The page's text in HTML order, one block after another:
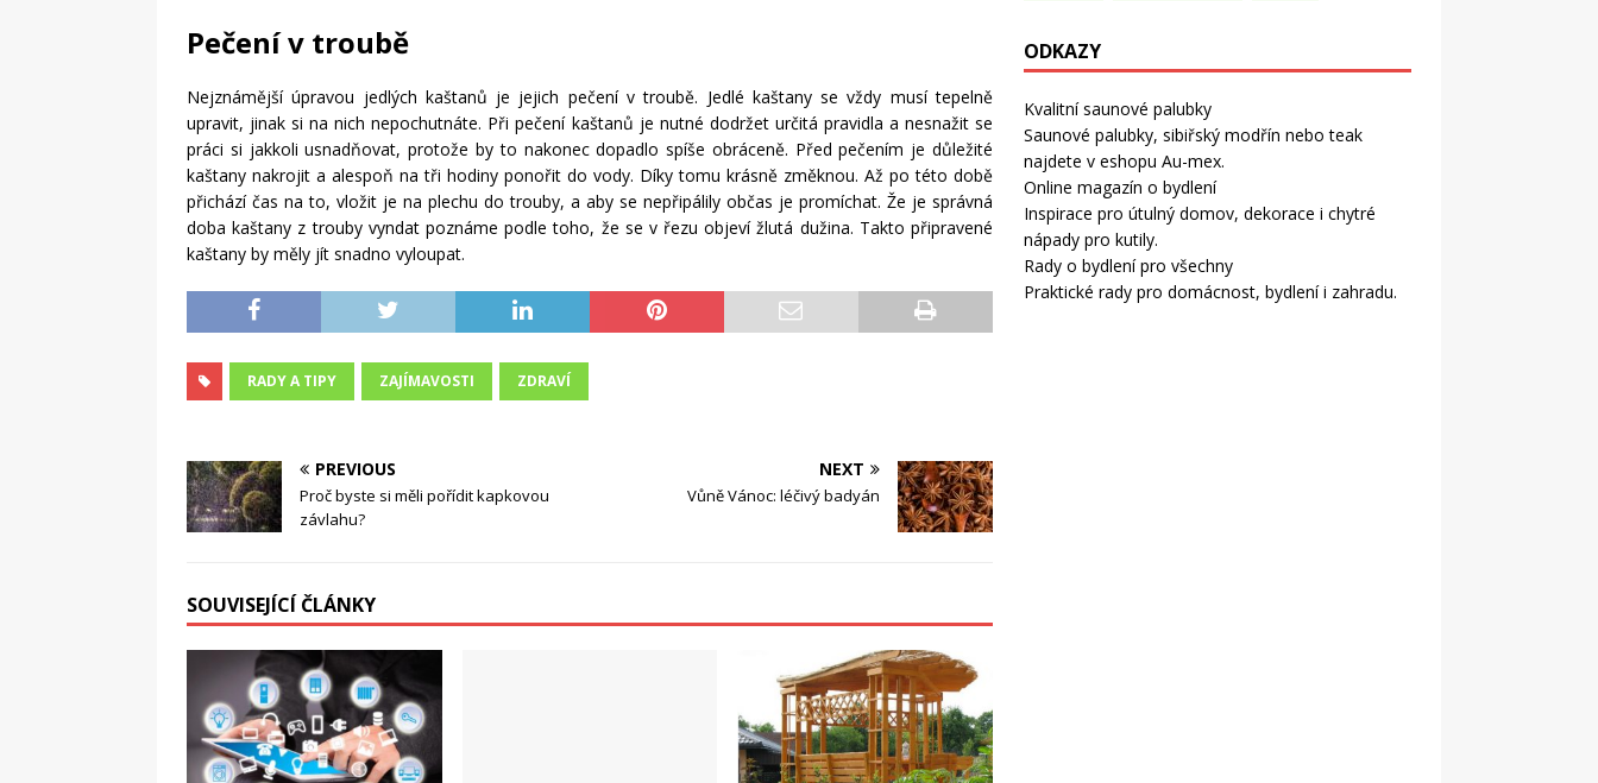
Pečení v troubě
Nejznámější úpravou jedlých kaštanů je jejich pečení v troubě. Jedlé kaštany se vždy musí tepelně
upravit, jinak si na nich nepochutnáte. Při pečení kaštanů je nutné dodržet určitá pravidla a nesnažit se
práci si jakkoli usnadňovat, protože by to nakonec dopadlo spíše obráceně. Před pečením je důležité
kaštany nakrojit a alespoň na tři hodiny ponořit do vody. Díky tomu krásně změknou. Až po této době
přichází čas na to, vložit je na plechu do trouby, a aby se nepřipálily občas je promíchat. Že je správná
doba kaštany z trouby vyndat poznáme podle toho, že se v řezu objeví žlutá dužina. Takto připravené
kaštany by měly jít snadno vyloupat.
RADY A TIPY ZAJÍMAVOSTI ZDRAVÍ
PREVIOUS
Proč byste si měli pořídit kapkovou
závlahu?
NEXT
Vůně Vánoc: léčivý badyán
SOUVISEJÍCÍ ČLÁNKY
ODKAZY
Kvalitní saunové palubky
Saunové palubky, sibiřský modřín nebo teak
najdete v eshopu Au-mex.
Online magazín o bydlení
Inspirace pro útulný domov, dekorace i chytré
nápady pro kutily.
Rady o bydlení pro všechny
Praktické rady pro domácnost, bydlení i zahradu.